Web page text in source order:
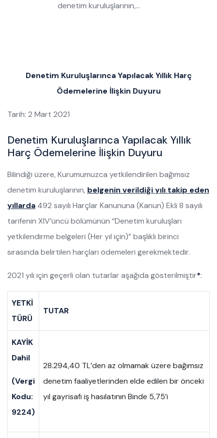
denetim kuruluşlarının,…
Denetim Kuruluşlarınca Yapılacak Yıllık Harç
Ödemelerine İlişkin Duyuru
Tarih: 2 Mart 2021
Denetim Kuruluşlarınca Yapılacak Yıllık
Harç Ödemelerine İlişkin Duyuru
Bilindiği üzere, Kurumumuzca yetkilendirilen bağımsız
denetim kuruluşlarının, belgenin verildiği yılı takip eden
yıllarda 492 sayılı Harçlar Kanununa (Kanun) Ekli 8 sayılı
tarifenin XIV’üncü bölümünün “Denetim kuruluşları
yetkilendirme belgeleri (Her yıl için)” başlıklı birinci
sırasında belirtilen harçları ödemeleri gerekmektedir.
2021 yılı için geçerli olan tutarlar aşağıda gösterilmiştir*:
YETKİ
TÜRÜ
TUTAR
KAYİK
Dahil
(Vergi
Kodu:
9224)
28.294,40 TL’den az olmamak üzere bağımsız
denetim faaliyetlerinden elde edilen bir önceki
yıl gayrisafi iş hasılatının Binde 5,75’i